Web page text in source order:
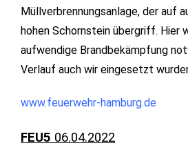
Müllverbrennungsanlage, der auf
hohen Schornstein übergriff. Hier
aufwendige Brandbekämpfung
Verlauf auch wir eingesetzt
www.feuerwehr-hamburg.de
FEU5 06.04.2022